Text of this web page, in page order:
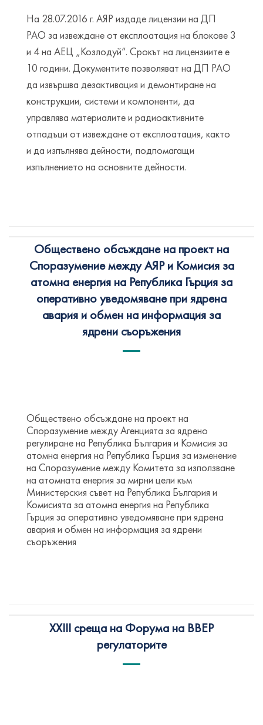
На 28.07.2016 г. АЯР издаде лицензии на ДП
РАО за извеждане от експлоатация на блокове 3
и 4 на АЕЦ „Козлодуй“. Срокът на лицензиите е
10 години. Документите позволяват на ДП РАО
да извършва дезактивация и демонтиране на
конструкции, системи и компоненти, да
управлява материалите и радиоактивните
отпадъци от извеждане от експлоатация, както
и да изпълнява дейности, подпомагащи
изпълнението на основните дейности.
Обществено обсъждане на проект на
Споразумение между АЯР и Комисия за
атомна енергия на Република Гърция за
оперативно уведомяване при ядрена
авария и обмен на информация за
ядрени съоръжения
Обществено обсъждане на проект на
Споразумение между Агенцията за ядрено
регулиране на Република България и Комисия за
атомна енергия на Република Гърция за изменение
на Споразумение между Комитета за използване
на атомната енергия за мирни цели към
Министерския съвет на Република България и
Комисията за атомна енергия на Република
Гърция за оперативно уведомяване при ядрена
авария и обмен на информация за ядрени
съоръжения
XXIII среща на Форума на ВВЕР
регулаторите